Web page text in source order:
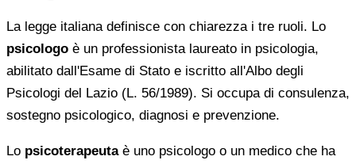
La legge italiana definisce con chiarezza i tre ruoli. Lo
psicologo è un professionista laureato in psicologia,
abilitato dall'Esame di Stato e iscritto all'Albo degli
Psicologi del Lazio (L. 56/1989). Si occupa di consulenza,
sostegno psicologico, diagnosi e prevenzione.
Lo psicoterapeutaè uno psicologo o un medico che ha